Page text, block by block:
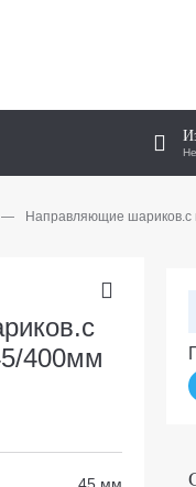
— Направляющие шариков.с
400мм